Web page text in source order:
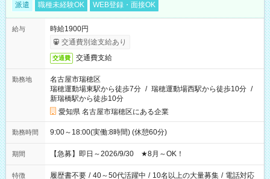
派遣 職種未経験OK WEB登録・面接OK
給与
時給1900円
交通費別途支給あり
交通費 交通費支給
勤務地
名古屋市瑞穂区
瑞穂運動場東駅から徒歩7分 / 瑞穂運動場西駅から徒歩10分 /
新瑞橋駅から徒歩10分
愛知県 名古屋市瑞穂区にある企業
勤務時間 9:00～18:00(実働:8時間) (休憩60分)
期間 【急募】即日～2026/9/30 ★8月～OK！
特徴 履歴書不要 / 40～50代活躍中 / 10名以上の大量募集 / 電話対応